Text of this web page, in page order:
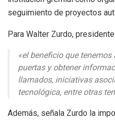
seguimiento de proyectos
Para Walter Zurdo,
«el beneficio que
puertas y obtener
llamados, iniciativas
tecnológica, entre otras
Además, señala Zurdo la